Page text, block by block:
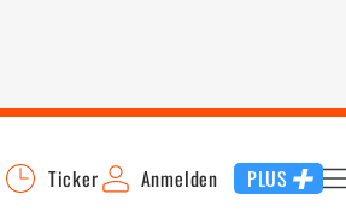
Ticker Anmelden PLUS